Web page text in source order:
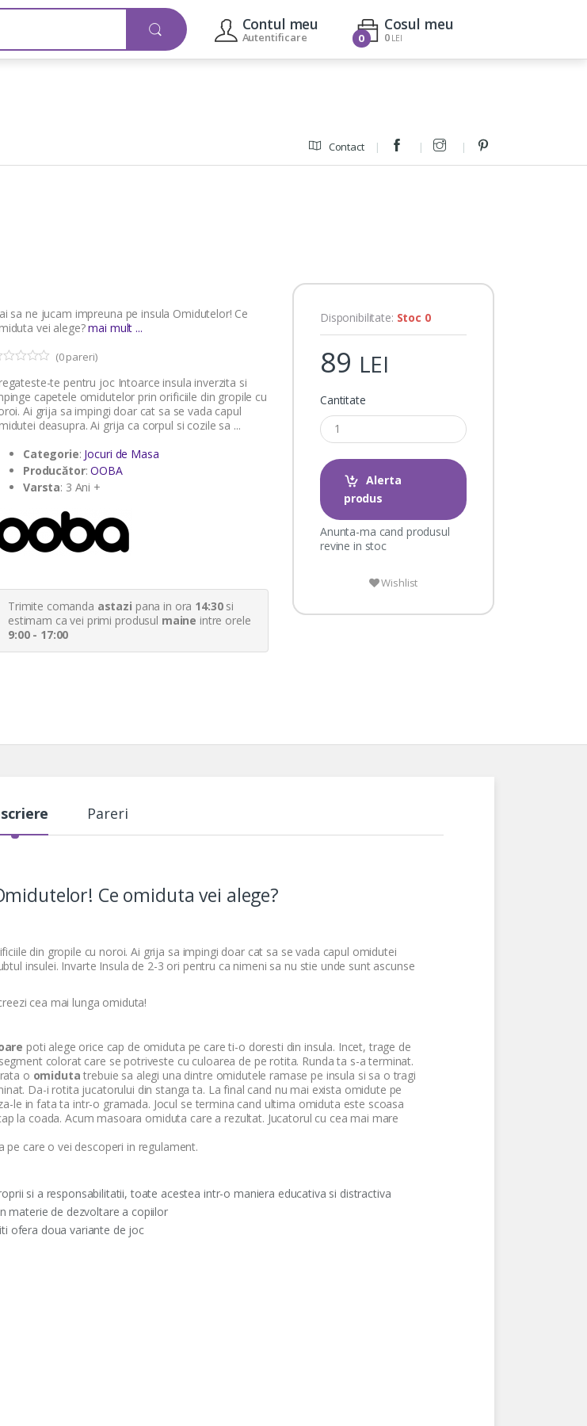
Contact
Cosul meu
0 0 LEI
Contul meu
Autentificare
sa ne jucam impreuna pe insula Omidutelor! Ce
vei alege?mai mult ...
(0pareri)
te pentru joc Intoarce insula inverzita si
capetele omidutelor prin orificiile din gropile cu
Ai grija sa impingi doar cat sa se vada capul
deasupra. Ai grija ca corpul si cozile sa ...
Categorie: Jocuri de Masa
Producător:OOBA
Varsta: 3 Ani +
Trimite comanda astazi pana in ora 14:30si
estimam ca vei primi produsul maine intre orele
9:00 - 17:00
Disponibilitate: Stoc 0
89 LEI
Cantitate
Alerta
produs
Anunta-ma cand produsul
revine in stoc
Wishlist
Pareri
Ce omiduta vei alege?
din gropile cu noroi. Ai grija sa impingi doar cat sa se vada capul omidutei
insulei. Invarte Insula de 2-3 ori pentru ca nimeni sa nu stie unde sunt ascunse
cea mai lunga omiduta!
poti alege orice cap de omiduta pe care ti-o doresti din insula. Incet, trage de
colorat care se potriveste cu culoarea de pe rotita. Runda ta s-a terminat.
o omiduta trebuie sa alegi una dintre omidutele ramase pe insula si sa o tragi
Da-i rotita jucatorului din stanga ta. La final cand nu mai exista omidute pe
le in fata ta intr-o gramada. Jocul se termina cand ultima omiduta este scoasa
la coada. Acum masoara omiduta care a rezultat. Jucatorul cu cea mai mare
pe care o vei descoperi in regulament.
si a responsabilitatii, toate acestea intr-o maniera educativa si distractiva
materie de dezvoltare a copiilor
ofera doua variante de joc